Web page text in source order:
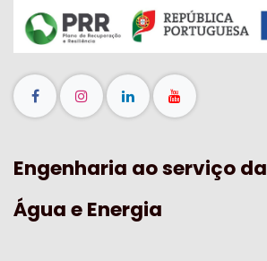
Engenharia ao serviço da
Água e Energia